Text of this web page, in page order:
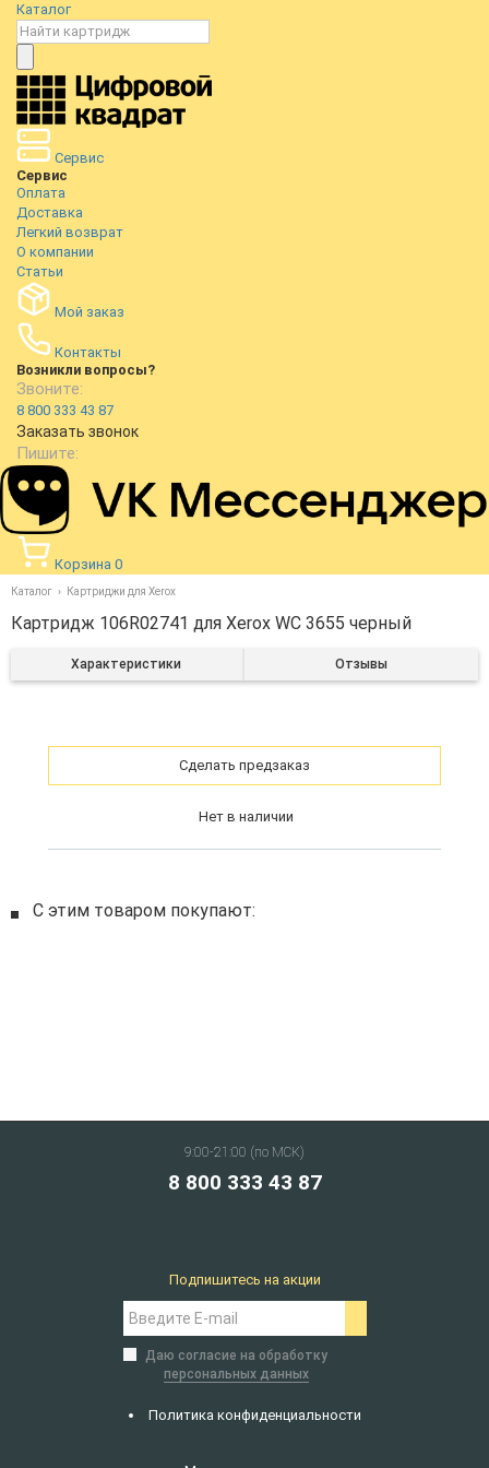
Каталог
Сервис
Сервис
Оплата
Доставка
Легкий возврат
О компании
Статьи
Мой заказ
Контакты
Возникли вопросы?
Звоните:
8 800 333 43 87
Заказать звонок
Пишите:
Корзина 0
Каталог Картриджи для Xerox
Картридж 106R02741 для Xerox WC 3655 черный
Характеристики Отзывы
Сделать предзаказ
Нет в наличии
С этим товаром покупают:
9:00-21:00 (по МСК)
8 800 333 43 87
Политика конфиденциальности
Подпишитесь на акции
Даю согласие на обработку
персональных данных